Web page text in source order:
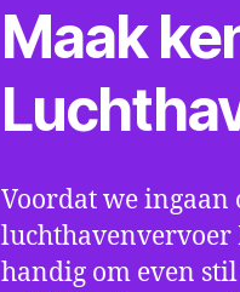
Maak
Voordat we ingaan
luchthavenvervoer
handig om even